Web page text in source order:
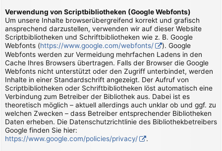
Verwendung von Scriptbibliotheken (Google Webfonts)
Um unsere Inhalte browserübergreifend korrekt und grafisch
ansprechend darzustellen, verwenden wir auf dieser Website
Scriptbibliotheken und Schriftbibliotheken wie z. B. Google
Webfonts (https://www.google.com/webfonts/
). Google
Webfonts werden zur Vermeidung mehrfachen Ladens in den
Cache Ihres Browsers übertragen. Falls der Browser die Google
Webfonts nicht unterstützt oder den Zugriff unterbindet, werden
Inhalte in einer Standardschrift angezeigt. Der Aufruf von
Scriptbibliotheken oder Schriftbibliotheken löst automatisch eine
Verbindung zum Betreiber der Bibliothek aus. Dabei ist es
theoretisch möglich – aktuell allerdings auch unklar ob und ggf. zu
welchen Zwecken – dass Betreiber entsprechender Bibliotheken
Daten erheben. Die Datenschutzrichtlinie des Bibliothekbetreibers
Google finden Sie hier:
https://www.google.com/policies/privacy/
.